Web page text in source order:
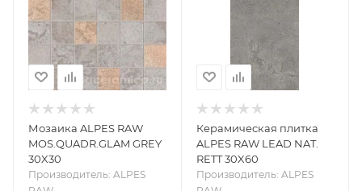
Мозаика ALPES RAW
MOS.QUADR.GLAM GREY
30X30
Производитель: ALPES
Керамическая плитка
ALPES RAW LEAD NAT.
RETT 30X60
Производитель: ALPES